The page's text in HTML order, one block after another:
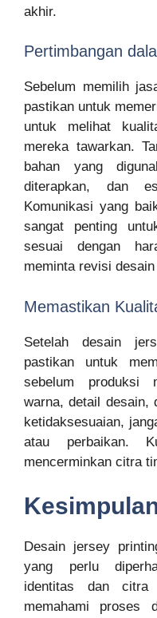
akhir.
Pertimbangan
Sebelum memilih
pastikan untuk
untuk melihat
mereka tawarkan.
bahan yang
diterapkan, dan
Komunikasi yang
sangat penting
sesuai dengan
meminta revisi
Memastikan
Setelah desain
pastikan untuk
sebelum produksi
warna, detail desain,
ketidaksesuaian,
atau perbaikan.
mencerminkan citra
Desain jersey
yang perlu
identitas dan citra
memahami proses